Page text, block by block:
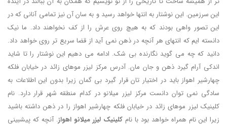
این سرزمین. این نوشتار به انتها خواهد رسید و به سان آن نیز تمامی آنانی که در
این تصور واهی بودند که به هیچ روی عرش را از کف نخواهند داد. ما نیک
دانسته ایم که انتهای هر آنچه در ذهن نمی آید از قضا سریع تر روی خواهد داد.
دانید که چه می گوید نگارنده بی شک. ادامه می دهیم این نوشتار را تا شاید
اندکی آرام گیرد ذهن و جان مان. آدرس مرکز لیزر موهای زائد در خیابان فلکه
چهارشیر اهواز باید در اختیار تان قرار گیرد بی گمان زیرا بدون این اطلاعات به
سادگی نمی توان دانست مرکز لیزر میلانو در کدام منطقه شهر قرار دارد. نام
کلینیک لیزر موهای زائد در خیابان فلکه چهارشیر اهواز را در ذهن داشته باشید
زیرا این نام همراه خواهد بود با نام کلینیک لیزر میلانو اهواز. آنچه که پیشبینی